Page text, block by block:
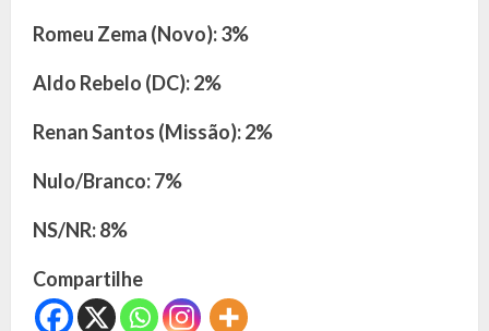
Romeu Zema (Novo): 3%
Aldo Rebelo (DC): 2%
Renan Santos (Missão): 2%
Nulo/Branco: 7%
NS/NR: 8%
Compartilhe